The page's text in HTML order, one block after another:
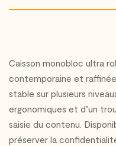
Caisson monobloc ultra
contemporaine et
stable sur plusieurs
ergonomiques et d’un
saisie du contenu.
préserver la